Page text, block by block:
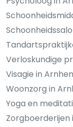
Verloskundige
Visagie in
Woonzorg in
Yoga en
Zorgboerderijen